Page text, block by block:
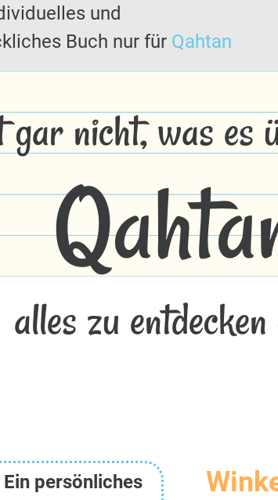
und
Buch nur für Qahtan
nicht, was es
alles zu
Ein persönliches